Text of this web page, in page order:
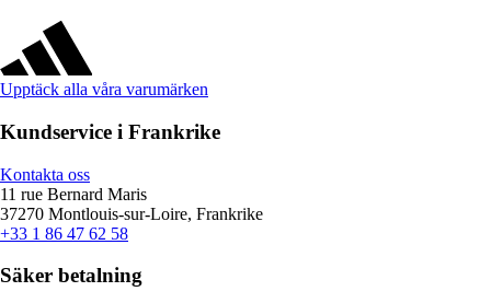
Upptäck alla våra varumärken
Kundservice i Frankrike
Kontakta oss
11 rue Bernard Maris
37270 Montlouis-sur-Loire, Frankrike
+33 1 86 47 62 58
Säker betalning